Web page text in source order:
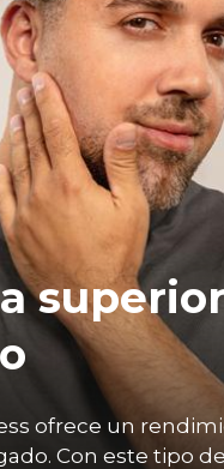
ofrece un
Con este tipo